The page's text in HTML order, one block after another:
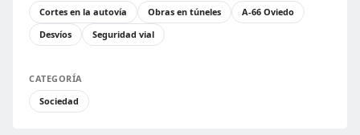
Cortes en la autovía
Obras en túneles
A-66 Oviedo
Desvíos
Seguridad vial
CATEGORÍA
Sociedad